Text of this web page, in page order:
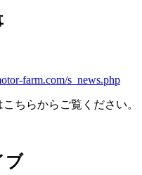
farm.com/s_news.php
ちらからご覧ください。
ブ